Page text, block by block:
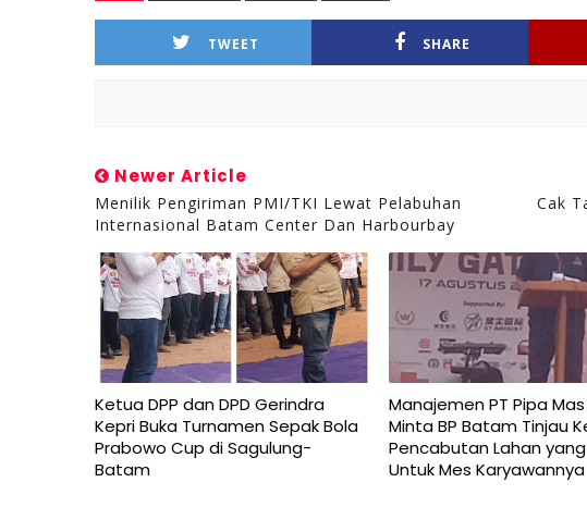
TWEET SHARE
Newer Article
Menilik Pengiriman PMI/TKI Lewat Pelabuhan
Internasional Batam Center Dan Harbourbay
Cak
Ketua DPP dan DPD Gerindra
Kepri Buka Turnamen Sepak Bola
Prabowo Cup di Sagulung-
Batam
Manajemen PT Pipa
Minta BP Batam Tinjau
Pencabutan Lahan yang
Untuk Mes Karyawannya